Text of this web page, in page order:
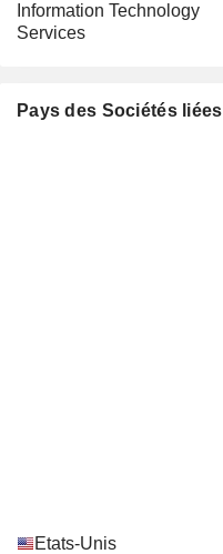
Information Technology
Services
Pays des Sociétés liées
Etats-Unis